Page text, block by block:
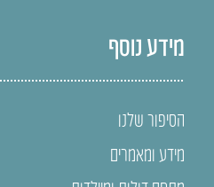
מידע נוסף
הסיפור שלנו
מידע ומאמרים